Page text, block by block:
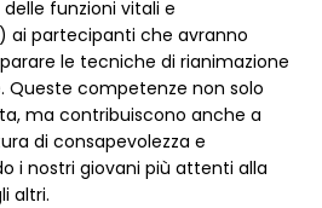
delle funzioni vitali e
ai partecipanti che avranno
le tecniche di rianimazione
Queste competenze non solo
ma contribuiscono anche a
di consapevolezza e
i nostri giovani più attenti alla
altri.